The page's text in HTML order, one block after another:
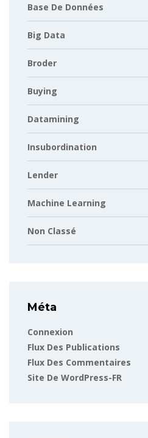
Base De Données
Big Data
Broder
Buying
Datamining
Insubordination
Lender
Machine Learning
Non Classé
Méta
Connexion
Flux Des Publications
Flux Des Commentaires
Site De WordPress-FR